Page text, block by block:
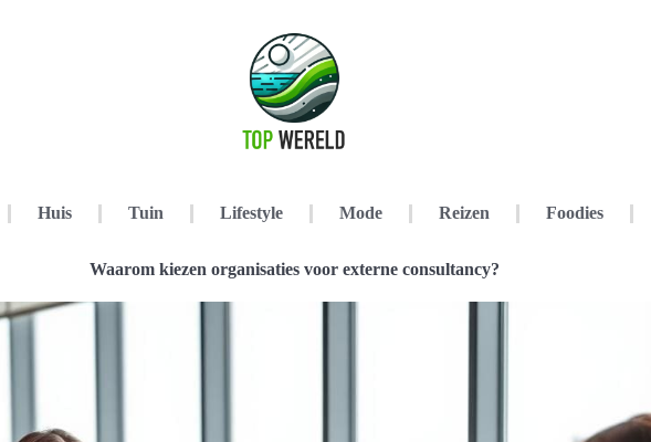
Huis Tuin Lifestyle Mode Reizen Foodies
Waarom kiezen organisaties voor externe consultancy?